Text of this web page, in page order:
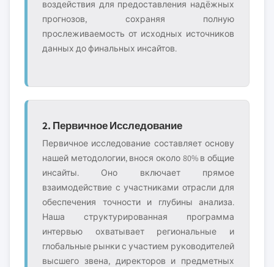
воздействия для предоставления надёжных
прогнозов, сохраняя полную
прослеживаемость от исходных источников
данных до финальных инсайтов.
2. Первичное Исследование
Первичное исследование составляет основу
нашей методологии, внося около 80% в общие
инсайты. Оно включает прямое
взаимодействие с участниками отрасли для
обеспечения точности и глубины анализа.
Наша структурированная программа
интервью охватывает региональные и
глобальные рынки с участием руководителей
высшего звена, директоров и предметных